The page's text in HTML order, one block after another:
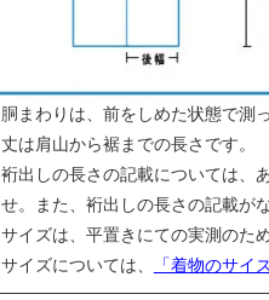
胴まわりは、前をしめた状態で測
丈は肩山から裾までの長さです。
裄出しの長さの記載については、
せ。また、裄出しの長さの記載が
サイズは、平置きにての実測のた
サイズについては、
「着物のサイ